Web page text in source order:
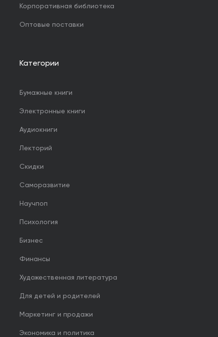
Корпоративная библиотека
Оптовые поставки
Категории
Бумажные книги
Электронные книги
Аудиокниги
Лекторий
Скидки
Саморазвитие
Научпоп
Психология
Бизнес
Финансы
Художественная литература
Для детей и родителей
Маркетинг и продажи
Экономика и политика